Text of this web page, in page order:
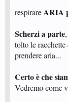
respirareARIA
Scherzi a parte
tolto le racchette
prendere aria...
Certo è che
Vedremo come